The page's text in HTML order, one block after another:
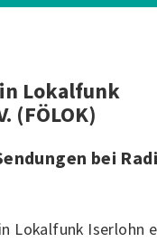
Lokalfunk
(FÖLOK)
bei
Lokalfunk Iserlohn